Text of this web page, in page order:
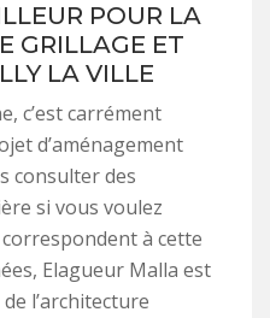
POUR LA
GRILLAGE ET
LA VILLE
c’est carrément
d’aménagement
consulter des
si vous voulez
à cette
Elagueur Malla est
l’architecture